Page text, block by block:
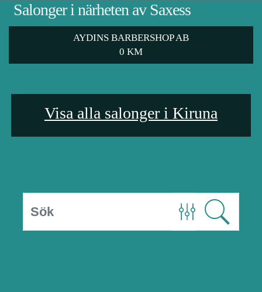
Salonger i närheten av Saxess
AYDINS BARBERSHOP AB
0 KM
Visa alla salonger i Kiruna